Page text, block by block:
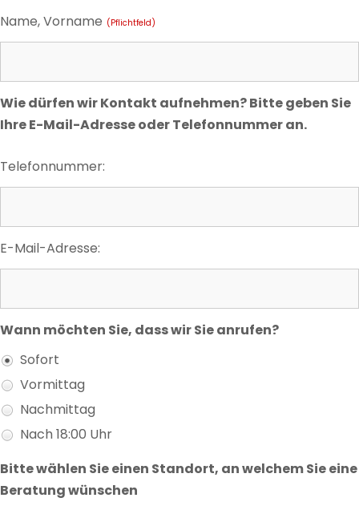
Name, Vorname (Pflichtfeld)
Wie dürfen wir Kontakt aufnehmen? Bitte geben Sie
Ihre E-Mail-Adresse oder Telefonnummer an.
Telefonnummer:
E-Mail-Adresse:
Wann möchten Sie, dass wir Sie anrufen?
Sofort
Vormittag
Nachmittag
Nach 18:00 Uhr
Bitte wählen Sie einen Standort, an welchem Sie eine
Beratung wünschen